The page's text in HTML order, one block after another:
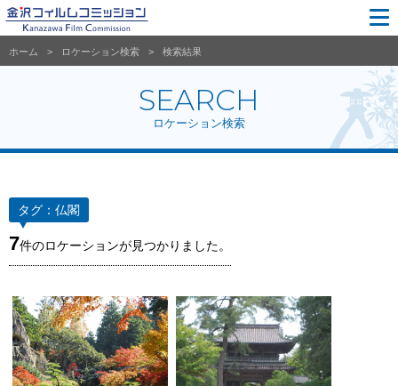
ホーム ロケーション検索 検索結果
SEARCH
ロケーション検索
タグ： 仏閣
7件のロケーションが見つかりました。